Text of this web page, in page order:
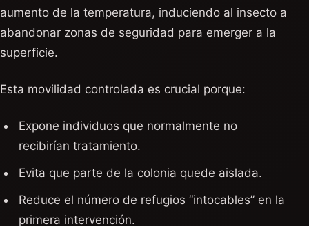
aumento de la temperatura, induciendo al insecto a
abandonar zonas de seguridad para emerger a la
superficie.
Esta movilidad controlada es crucial porque:
Expone individuos que normalmente no
recibirían tratamiento.
Evita que parte de la colonia quede aislada.
Reduce el número de refugios “intocables” en la
primera intervención.